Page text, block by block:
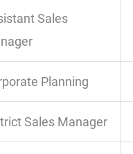
Sales
Planning
Sales Manager